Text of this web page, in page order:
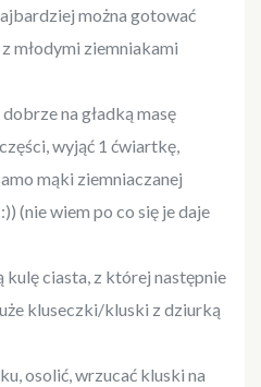
można gotować
młodymi ziemniakami
na gładką masę
wyjąć 1 ćwiartkę,
mąki ziemniaczanej
(nie wiem po co się je daje
kulę ciasta, z której następnie
kluseczki/kluski z dziurką
osolić, wrzucać kluski na